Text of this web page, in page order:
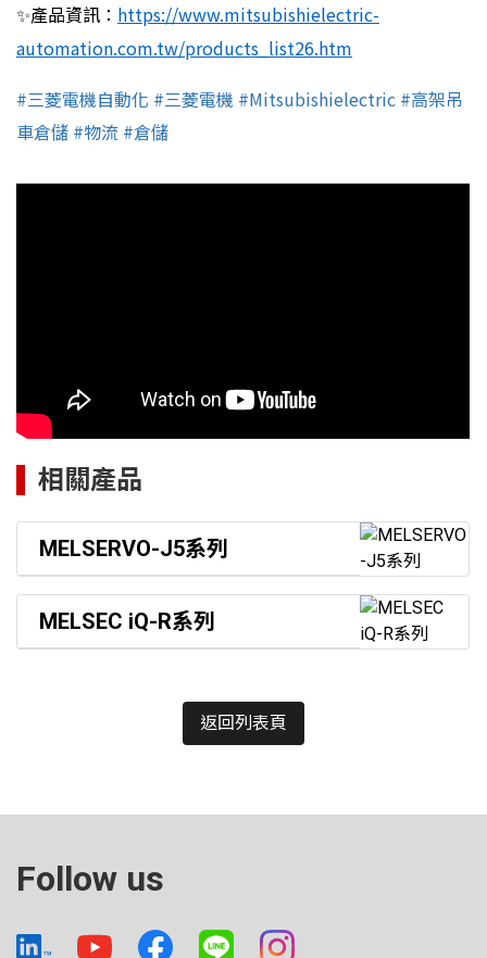
✨產品資訊 ： https://www.mitsubishielectric-
automation.com.tw/products_list26.htm
#三菱電機自動化 #三菱電機 #Mitsubishielectric #高架吊
車倉儲 #物流 #倉儲
相關產品
MELSERVO-J5系列
MELSEC iQ-R系列
返回列表頁
Follow us